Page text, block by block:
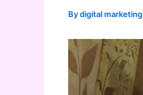
Bydigital marketing